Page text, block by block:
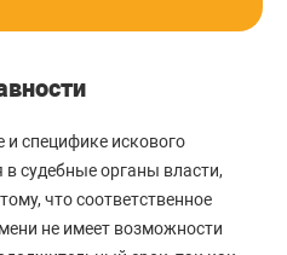
и специфике искового
в судебные органы власти,
что соответственное
не имеет возможности